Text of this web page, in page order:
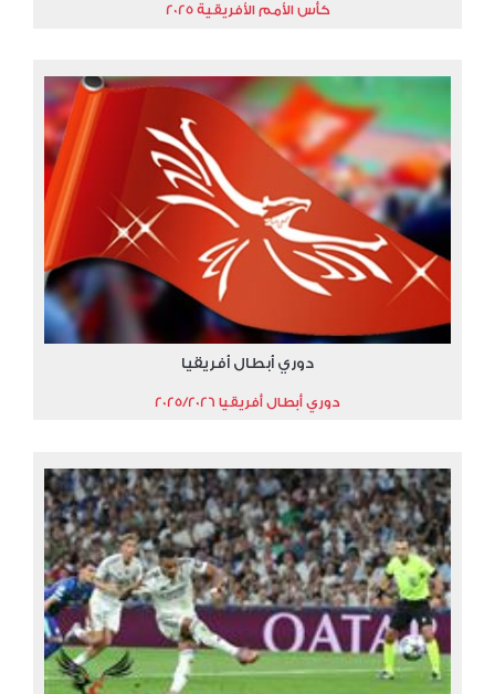
كأس الأمم الأفريقية 2025
دوري أبطال أفريقيا
دوري أبطال أفريقيا 2025/2026